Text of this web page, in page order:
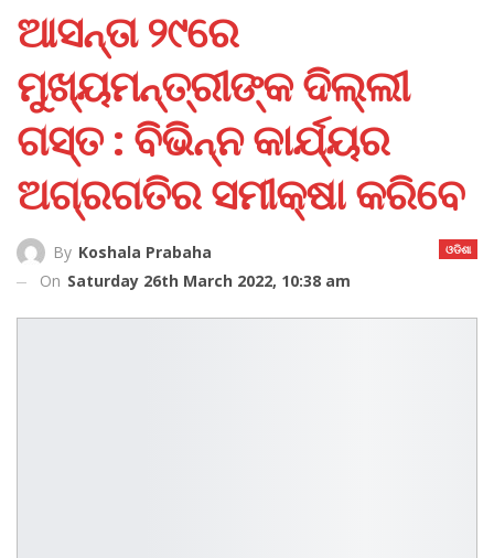
ଆସନ୍ତା ୨୯ରେ
ମୁଖ୍ୟମନ୍ତ୍ରୀଙ୍କ ଦିଲ୍ଲୀ
ଗସ୍ତ : ବିଭିନ୍ନ କାର୍ଯ୍ୟର
ଅଗ୍ରଗତିର ସମୀକ୍ଷା କରିବେ
ଓଡିଶା
By Koshala Prabaha
On Saturday 26th March 2022, 10:38 am